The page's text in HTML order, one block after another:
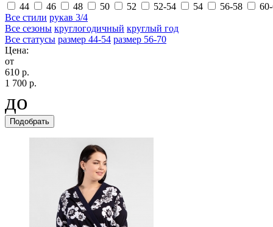
44
46 48 50 52 52-54 54 56-58
Все стили рукав 3/4
Все сезоны круглогодичный круглый год
Все статусы размер 44-54 размер 56-70
Цена:
от
610 р.
1 700 р.
до